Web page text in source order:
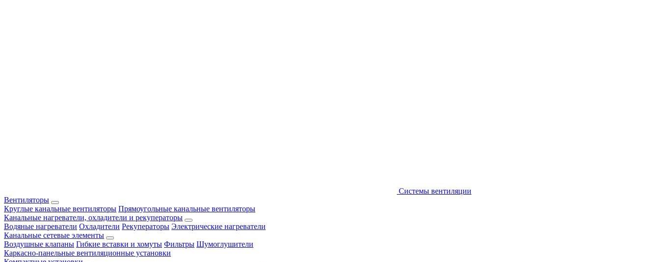
Системы вентиляции
Вентиляторы
Круглые канальные вентиляторы Прямоугольные канальные вентиляторы
Канальные нагреватели, охладители и рекуператоры
Водяные нагреватели Охладители Рекуператоры Электрические нагреватели
Канальные сетевые элементы
Воздушные клапаны Гибкие вставки и хомуты Фильтры Шумоглушители
Каркасно-панельные вентиляционные установки